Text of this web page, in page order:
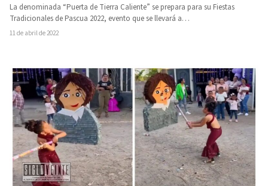
La denominada “Puerta de Tierra Caliente” se prepara para su Fiestas
Tradicionales de Pascua 2022, evento que se llevará a…
11 de abril de 2022